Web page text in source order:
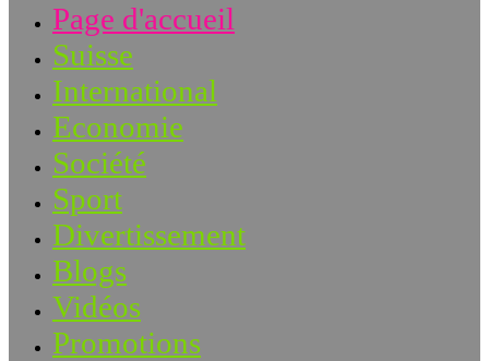
Page d'accueil
Suisse
International
Economie
Société
Sport
Divertissement
Blogs
Vidéos
Promotions